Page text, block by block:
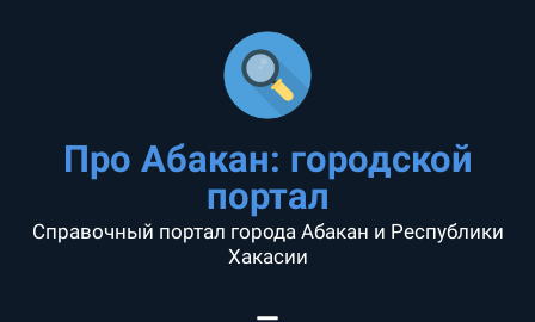
Про Абакан: городской
портал
Справочный портал города Абакан и Республики
Хакасии